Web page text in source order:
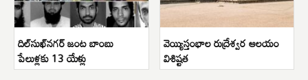
దిల్‌సుఖ్‌నగర్ జంట బాంబు
పేలుళ్లకు 13 యేళ్లు
వెయ్యిస్తంభాల రుద్రేశ్వర ఆలయం
విశిష్టత